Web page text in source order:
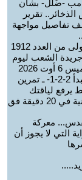
-ضُلّل- بشأن
تقرير
تفاصيل مواجهة
الأولى من العدد 1912
الشعب ليوم
2026
-مبدأ 2-2-1- ـ تمرين
يرفع لياقتك
البدنية في 20 دقيقة فق
معركة
التي لا يجوز أن